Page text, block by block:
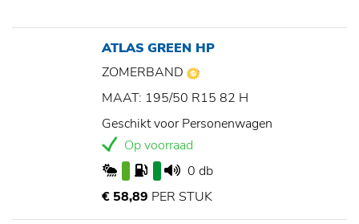
ATLAS GREEN HP
ZOMERBAND
MAAT: 195/50 R15 82 H
Geschikt voor Personenwagen
Op voorraad
0 db
€ 58,89 PER STUK